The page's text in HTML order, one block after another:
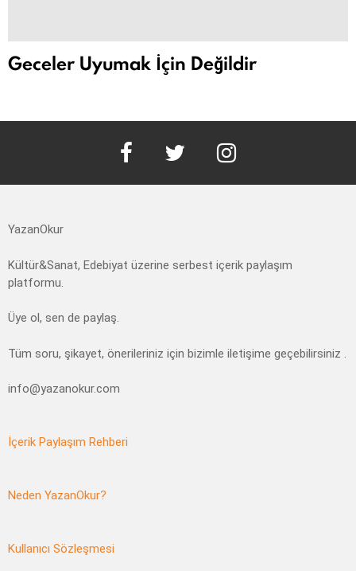
Geceler Uyumak İçin Değildir
YazanOkur
Kültür&Sanat, Edebiyat üzerine serbest içerik paylaşım
platformu.
Üye ol, sen de paylaş.
Tüm soru, şikayet, önerileriniz için bizimle iletişime geçebilirsiniz .
info@yazanokur.com
İçerik Paylaşım Rehberi
Neden YazanOkur?
Kullanıcı Sözleşmesi